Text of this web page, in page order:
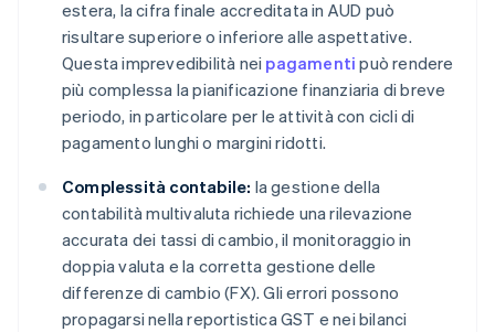
estera, la cifra finale accreditata in AUD può
risultare superiore o inferiore alle aspettative.
Questa imprevedibilità nei pagamenti può rendere
più complessa la pianificazione finanziaria di breve
periodo, in particolare per le attività con cicli di
pagamento lunghi o margini ridotti.
Complessità contabile: la gestione della
contabilità multivaluta richiede una rilevazione
accurata dei tassi di cambio, il monitoraggio in
doppia valuta e la corretta gestione delle
differenze di cambio (FX). Gli errori possono
propagarsi nella reportistica GST e nei bilanci